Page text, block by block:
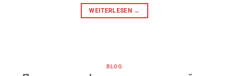
WEITERLESEN →
BLOG